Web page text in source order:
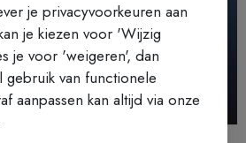
je privacyvoorkeuren aan
je kiezen voor 'Wijzig
je voor 'weigeren', dan
gebruik van functionele
aanpassen kan altijd via onze